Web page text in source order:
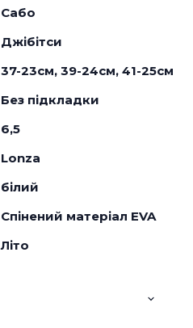
Сабо
Джібітси
37-23см, 39-24см, 41-25см
Без підкладки
6,5
Lonza
білий
Спінений матеріал EVA
Літо